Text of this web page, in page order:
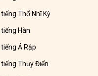
Thổ Nhĩ Kỳ
Hàn
Ả Rập
Thụy Điển